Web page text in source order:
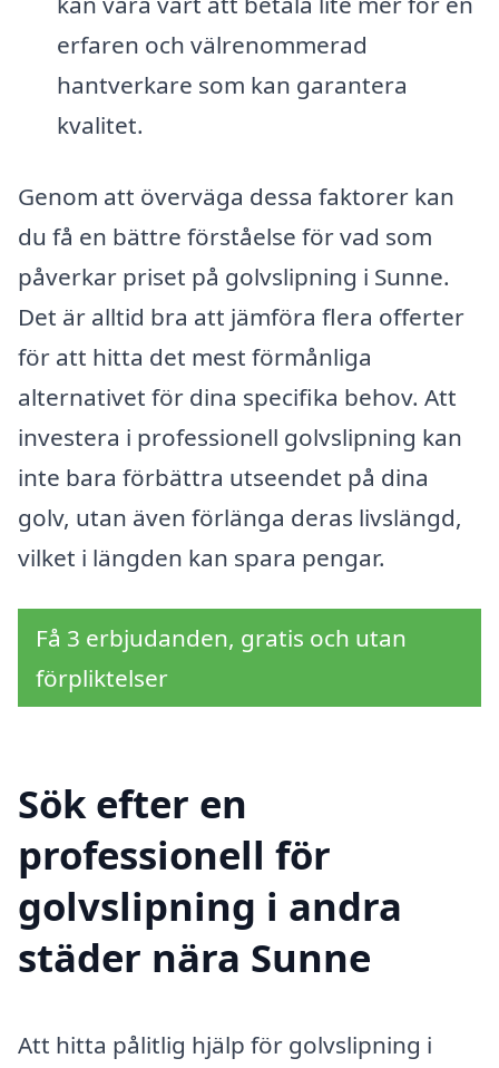
erfaren och välrenommerad
hantverkare som kan garantera
kvalitet.
Genom att överväga dessa faktorer kan
du få en bättre förståelse för vad som
påverkar priset på golvslipning i Sunne.
Det är alltid bra att jämföra flera offerter
för att hitta det mest förmånliga
alternativet för dina specifika behov. Att
investera i professionell golvslipning kan
inte bara förbättra utseendet på dina
golv, utan även förlänga deras livslängd,
vilket i längden kan spara pengar.
Få 3 erbjudanden, gratis och utan
förpliktelser
Sök efter en
professionell för
golvslipning i andra
städer nära Sunne
Att hitta pålitlig hjälp för golvslipning i